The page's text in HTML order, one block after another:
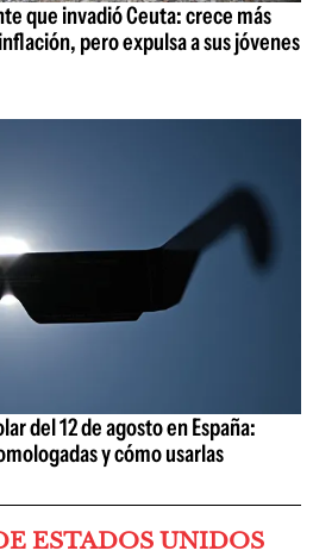
que invadió Ceuta: crece más
pero expulsa a sus jóvenes
del 12 de agosto en España:
y cómo usarlas
ESTADOS UNIDOS